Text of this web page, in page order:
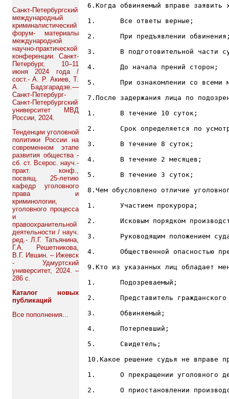
Санкт-Петербургский
международный
криминалистический
форум- материалы
международной
научно-практической
конференции. Санкт-
Петербург, 10–11
июня 2024 года /
сост.- А. Р. Акиев, Т.
А. Бадзгарадзе.—
Санкт-Петербург-
Санкт-Петербургский
университет МВД
России, 2024.
Тенденции уголовной
политики России на
современном этапе
развития общества -
сб. ст. Всерос. науч.-
практ. конф.,
посвящ. 25-летию
кафедр уголовного
права и
криминологии,
уголовного процесса
и
правоохранительной
деятельности / науч.
ред.- Л.Г. Татьянина,
Г.А. Решетникова,
В.Г. Ившин. – Ижевск
- Удмуртский
университет, 2024. –
286 с.
Каталог новых
публикаций
Все пополнения...
6.Когда обвиняемый вправе заявить
1.	Все ответы верные;
2.	При предъявлении обвинения;
3.	В подготовительной части судебного разбирательства;
4.	До начала прений сторон;
5.	При ознакомлении со всеми материалами предварительного расследования;
7.После задержания лица по
1.	В течение 10 суток;
2.	Срок определяется по усмотрению следователя с согласия прокурора;
3.	В течение 8 суток;
4.	В течение 2 месяцев;
5.	В течение 3 суток;
8.Чем обусловлено отличие
1.	Участием прокурора;
2.	Исковым порядком производства;
3.	Руководящим положением суда;
4.	Общественной опасностью преступления;
9.Кто из указанных лиц обладает
1.	Подозреваемый;
2.	Представитель гражданского ответчика;
3.	Обвиняемый;
4.	Потерпевший;
5.	Свидетель;
10.Какое решение судья не вправе
1.	О прекращении уголовного дела;
2.	О приостановлении производства по делу;